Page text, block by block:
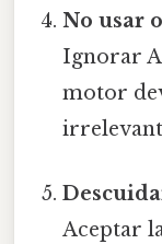
No usar
Ignorar
motor
Aceptar